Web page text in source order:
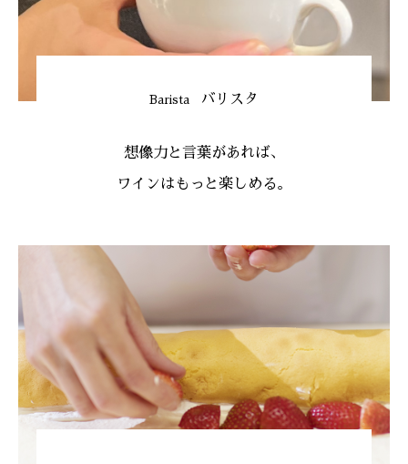
Barista バリスタ
想像力と言葉があれば、
ワインはもっと楽しめる。